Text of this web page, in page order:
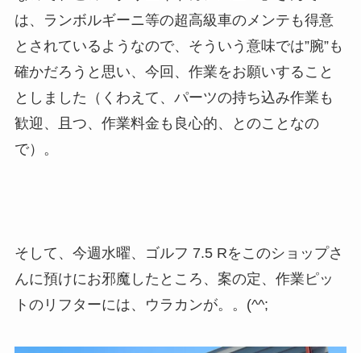
は、ランボルギーニ等の超高級車のメンテも得意
とされているようなので、そういう意味では”腕”も
確かだろうと思い、今回、作業をお願いすること
としました（くわえて、パーツの持ち込み作業も
歓迎、且つ、作業料金も良心的、とのことなの
で）。
そして、今週水曜、ゴルフ 7.5 Rをこのショップさ
んに預けにお邪魔したところ、案の定、作業ピッ
トのリフターには、ウラカンが。。(^^;